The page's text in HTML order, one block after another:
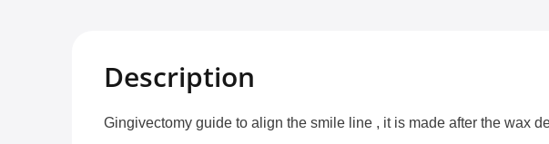
Description
Gingivectomy guide to align the smile line , it is made after the wax